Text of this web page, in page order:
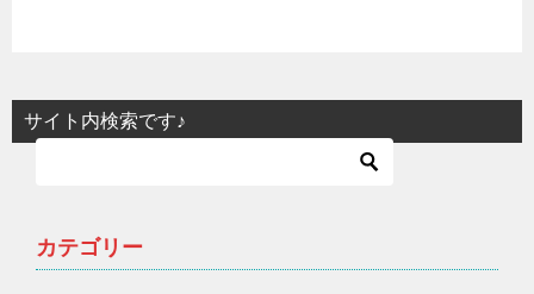
サイト内検索です♪
カテゴリー